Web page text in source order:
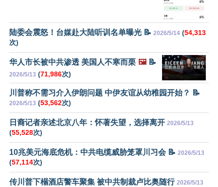
陆委会震怒！台媒赴大陆听训名单曝光 📝 2026/5/14 (54,313
次)
华人市长被中共渗透 美国人不寒而栗 🖼️📝
2026/5/13 (71,986次)
川普称不需习介入伊朗问题 中伊友谊从幼稚园开始？ 📝
2026/5/13 (53,562次)
日裔记者亲述北京八年：怀著失望，选择离开 2026/5/13
(55,528次)
10兆美元海底危机：中共电缆威胁笼罩川习会 📝 2026/5/13
(57,114次)
传川普下榻酒店警车聚集 被中共制裁卢比奥随行 2026/5/13